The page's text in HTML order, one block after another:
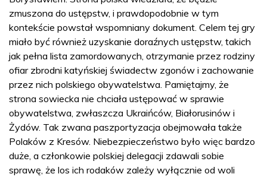
zmuszona do ustępstw, i prawdopodobnie w tym
kontekście powstał wspomniany dokument. Celem tej gry
miało być również uzyskanie doraźnych ustępstw, takich
jak pełna lista zamordowanych, otrzymanie przez rodziny
ofiar zbrodni katyńskiej świadectw zgonów i zachowanie
przez nich polskiego obywatelstwa. Pamiętajmy, że
strona sowiecka nie chciała ustępować w sprawie
obywatelstwa, zwłaszcza Ukraińców, Białorusinów i
Żydów. Tak zwana paszportyzacja obejmowała także
Polaków z Kresów. Niebezpieczeństwo było więc bardzo
duże, a członkowie polskiej delegacji zdawali sobie
sprawę, że los ich rodaków zależy wyłącznie od woli